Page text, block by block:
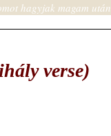
verse)
hagyjak magam